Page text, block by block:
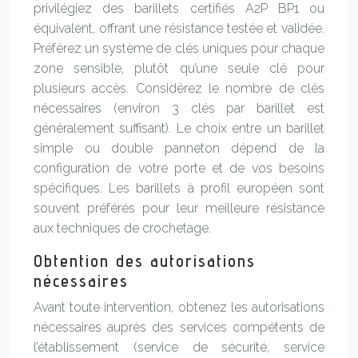
privilégiez des barillets certifiés A2P BP1 ou
équivalent, offrant une résistance testée et validée.
Préférez un système de clés uniques pour chaque
zone sensible, plutôt qu’une seule clé pour
plusieurs accès. Considérez le nombre de clés
nécessaires (environ 3 clés par barillet est
généralement suffisant). Le choix entre un barillet
simple ou double panneton dépend de la
configuration de votre porte et de vos besoins
spécifiques. Les barillets à profil européen sont
souvent préférés pour leur meilleure résistance
aux techniques de crochetage.
Obtention des autorisations
nécessaires
Avant toute intervention, obtenez les autorisations
nécessaires auprès des services compétents de
l’établissement (service de sécurité, service